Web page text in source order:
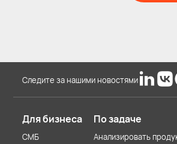
Следите за нашими новостями
Для бизнеса
СМБ
По задаче
Анализировать